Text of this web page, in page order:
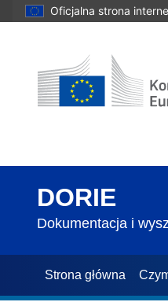
Oficjalna strona
DORIE
Dokumentacja i
Strona główna